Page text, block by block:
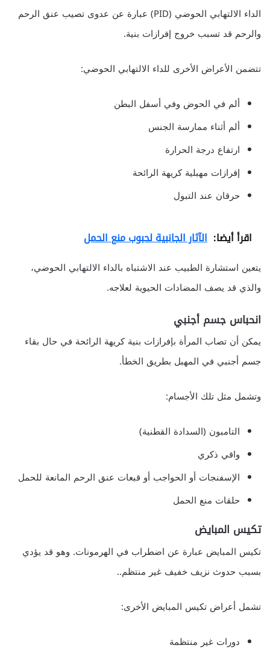
الداء الالتهابي الحوضي (PID) عبارة عن عدوى تصيب عنق الرحم
والرحم قد تسبب خروج إفرازات بنية.
تتضمن الأعراض الأخرى للداء الالتهابي الحوضي:
ألم في الحوض وفي أسفل البطن
ألم أثناء ممارسة الجنس
ارتفاع درجة الحرارة
إفرازات مهبلية كريهة الرائحة
حرقان عند التبول
اقرأ أيضا: الآثار الجانبية لحبوب منع الحمل
يتعين استشارة الطبيب عند الاشتباه بالداء الالتهابي الحوضي،
والذي قد يصف المضادات الحيوية لعلاجه.
انحباس جسم أجنبي
يمكن أن تصاب المرأة بإفرازات بنية كريهة الرائحة في حال بقاء
جسم أجنبي في المهبل بطريق الخطأ.
وتشمل مثل تلك الأجسام:
التامبون (السدادة القطنية)
واقي ذكري
الإسفنجات أو الحواجب أو قبعات عنق الرحم المانعة للحمل
حلقات منع الحمل
تكيس المبايض
تكيس المبايض عبارة عن اضطراب في الهرمونات. وهو قد يؤدي
بسبب حدوث نزيف خفيف غير منتظم..
تشمل أعراض تكيس المبايض الأخرى:
دورات غير منتظمة